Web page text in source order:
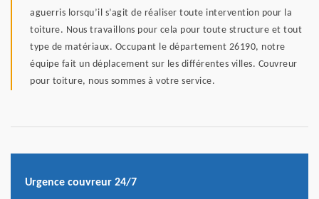
aguerris lorsqu’il s’agit de réaliser toute intervention pour la
toiture. Nous travaillons pour cela pour toute structure et tout
type de matériaux. Occupant le département 26190, notre
équipe fait un déplacement sur les différentes villes. Couvreur
pour toiture, nous sommes à votre service.
Urgence couvreur 24/7